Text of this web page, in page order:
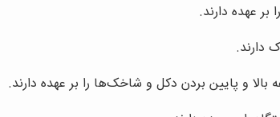
عهده دارند.
دارند.
و پایین بردن دکل و شاخک‌ها را بر عهده دارند.